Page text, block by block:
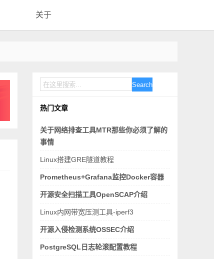
关于
Search
热门文章
关于网络排查工具MTR那些你必须了解的
事情
Linux搭建GRE隧道教程
Prometheus+Grafana监控Docker容器
开源安全扫描工具OpenSCAP介绍
Linux内网带宽压测工具-iperf3
开源入侵检测系统OSSEC介绍
PostgreSQL日志轮滚配置教程